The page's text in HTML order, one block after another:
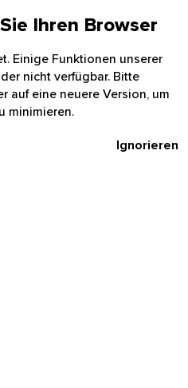
Ihren Browser
Einige Funktionen unserer
nicht verfügbar. Bitte
auf eine neuere Version, um
minimieren.
Ignorieren